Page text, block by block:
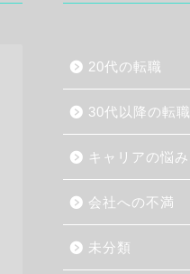
20代の転職
30代以降の転職
キャリアの悩み
会社への不満
未分類